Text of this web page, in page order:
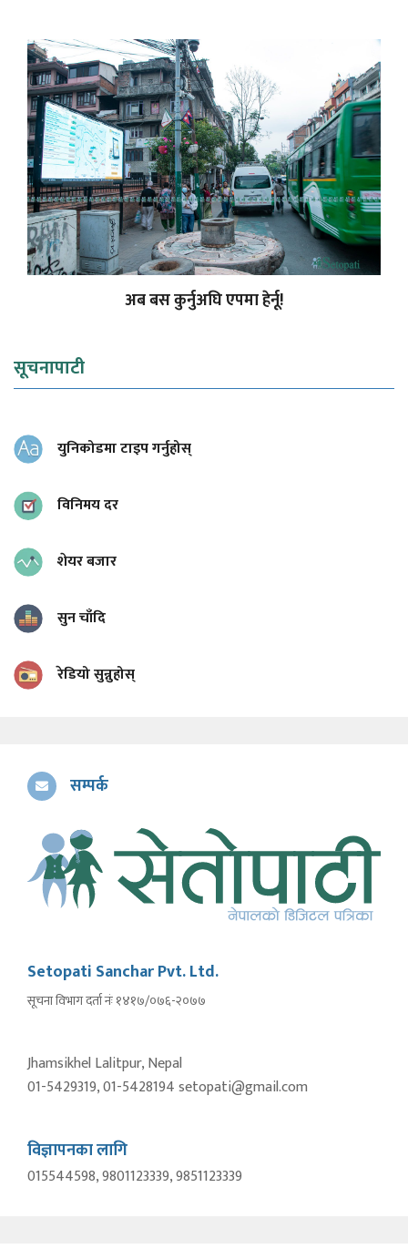
अब बस कुर्नुअघि एपमा हेर्नू!
सूचनापाटी
युनिकोडमा टाइप गर्नुहोस्
विनिमय दर
शेयर बजार
सुन चाँदि
रेडियो सुन्नुहोस्
सम्पर्क
Setopati Sanchar Pvt. Ltd.
सूचना विभाग दर्ता नंः १४१७/०७६-२०७७
Jhamsikhel Lalitpur, Nepal
01-5429319, 01-5428194 setopati@gmail.com
विज्ञापनका लागि
015544598, 9801123339, 9851123339